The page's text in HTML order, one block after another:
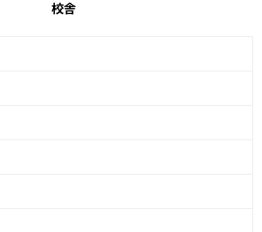
校舎